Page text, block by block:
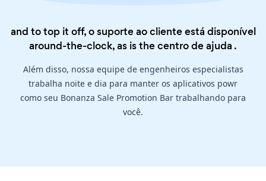
and to top it off, o suporte ao cliente está disponível
around-the-clock, as is thecentro de ajuda .
Além disso, nossa equipe de engenheiros especialistas
trabalha noite e dia para manter os aplicativos powr
como seu Bonanza Sale Promotion Bar trabalhando para
você.